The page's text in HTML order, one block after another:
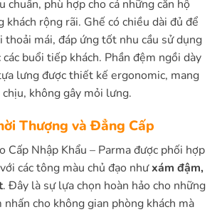
chuẩn, phù hợp cho cả những căn hộ
khách rộng rãi. Ghế có chiều dài đủ để
mái, đáp ứng tốt nhu cầu sử dụng
buổi tiếp khách. Phần đệm ngồi dày
lưng được thiết kế ergonomic, mang
không gây mỏi lưng.
Thượng và Đẳng Cấp
Cấp Nhập Khẩu – Parma được phối hợp
các tông màu chủ đạo nhưxám đậm,
. Đây là sự lựa chọn hoàn hảo cho những
cho không gian phòng khách mà